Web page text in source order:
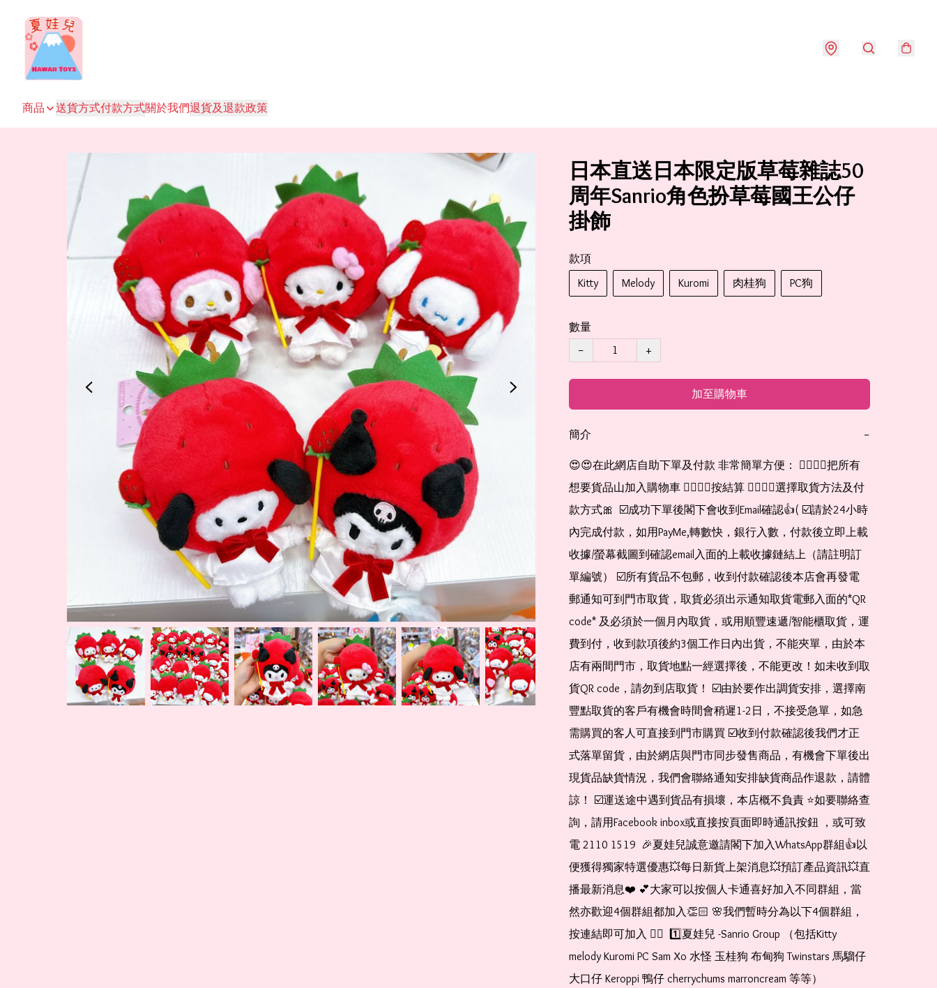
商品 送貨方式付款方式關於我們退貨及退款政策
日本直送日本限定版草莓雜誌50
周年Sanrio角色扮草莓國王公仔
掛飾
款項
Kitty
Melody Kuromi 肉桂狗 PC狗
數量
−
+
加至購物車
簡介 −
😍😍在此網店自助下單及付款 非常簡單方便： 👉🏻👉🏻把所有
想要貨品山加入購物車 👉🏻👉🏻按結算 👉🏻👉🏻選擇取貨方法及付
款方式🎀  ☑️成功下單後閣下會收到Email確認👍( ☑️請於24小時
內完成付款，如用PayMe,轉數快，銀行入數，付款後立即上載
收據/螢幕截圖到確認email入面的上載收據鏈結上（請註明訂
單編號） ☑️所有貨品不包郵，收到付款確認後本店會再發電
郵通知可到門市取貨，取貨必須出示通知取貨電郵入面的*QR
code* 及必須於一個月內取貨，或用順豐速遞/智能櫃取貨，運
費到付，收到款項後約3個工作日內出貨，不能夾單，由於本
店有兩間門市，取貨地點一經選擇後，不能更改！如未收到取
貨QR code，請勿到店取貨！ ☑️由於要作出調貨安排，選擇南
豐點取貨的客戶有機會時間會稍遲1-2日，不接受急單，如急
需購買的客人可直接到門市購買 ☑️收到付款確認後我們才正
式落單留貨，由於網店與門市同步發售商品，有機會下單後出
現貨品缺貨情況，我們會聯絡通知安排缺貨商品作退款，請體
諒！ ☑️運送途中遇到貨品有損壞，本店概不負責 ⭐️如要聯絡查
詢，請用Facebook inbox或直接按頁面即時通訊按鈕 ，或可致
電 2110 1519  🎉夏娃兒誠意邀請閣下加入WhatsApp群組👍以
便獲得獨家特選優惠💥每日新貨上架消息💥預訂產品資訊💥直
播最新消息❤️ 💕大家可以按個人卡通喜好加入不同群組，當
然亦歡迎4個群組都加入👏🏻 🌸我們暫時分為以下4個群組，
按連結即可加入 👇🏻  1️⃣夏娃兒 -Sanrio Group （包括Kitty
melody Kuromi PC Sam Xo 水怪 玉桂狗 布甸狗 Twinstars 馬騮仔
大口仔 Keroppi 鴨仔 cherrychums marroncream 等等）